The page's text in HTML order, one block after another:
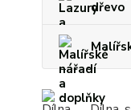
dřevo